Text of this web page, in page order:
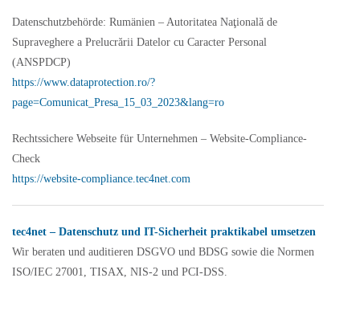
Datenschutzbehörde: Rumänien – Autoritatea Naţională de
Supraveghere a Prelucrării Datelor cu Caracter Personal
(ANSPDCP)
https://www.dataprotection.ro/?
page=Comunicat_Presa_15_03_2023&lang=ro
Rechtssichere Webseite für Unternehmen – Website-Compliance-
Check
https://website-compliance.tec4net.com
tec4net – Datenschutz und IT-Sicherheit praktikabel umsetzen
Wir beraten und auditieren DSGVO und BDSG sowie die Normen
ISO/IEC 27001, TISAX, NIS-2 und PCI-DSS.